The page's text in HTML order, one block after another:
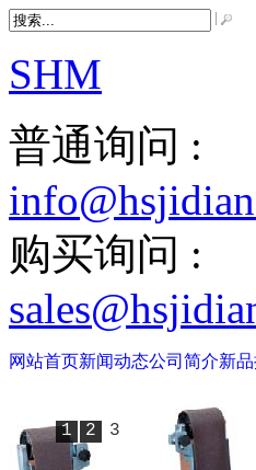
SHM
普通询问 :
购买询问 :
网站首页新闻动态公司简介新
1 2 3